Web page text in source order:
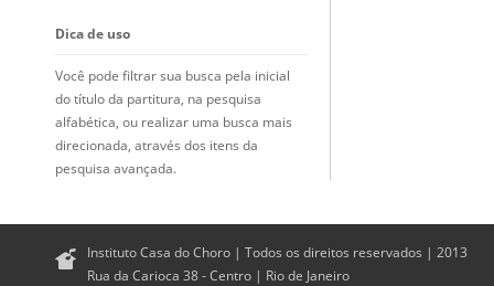
Dica de uso
Você pode filtrar sua busca pela inicial
do título da partitura, na pesquisa
alfabética, ou realizar uma busca mais
direcionada, através dos itens da
pesquisa avançada.
Instituto Casa do Choro | Todos os direitos reservados | 2013
Rua da Carioca 38 - Centro | Rio de Janeiro